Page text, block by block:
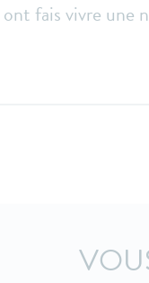
fais vivre une